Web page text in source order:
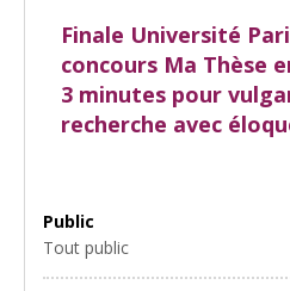
Finale Université
concours Ma Thèse
3 minutes pour
recherche avec
Public
Tout public